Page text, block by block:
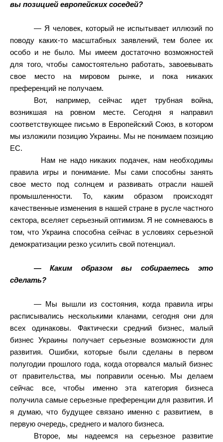
вы позицией европейских соседей?
— Я человек, который не испытывает иллюзий по
поводу каких-то масштабных заявлений, тем более их
особо и не было. Мы имеем достаточно возможностей
для того, чтобы самостоятельно работать, завоевывать
свое место на мировом рынке, и пока никаких
преференций не получаем.
Вот, например, сейчас идет трубная война,
возникшая на ровном месте. Сегодня я направил
соответствующее письмо в Европейский Союз, в котором
мы изложили позицию Украины. Мы не понимаем позицию
ЕС.
Нам не надо никаких подачек, нам необходимы
правила игры и понимание. Мы сами способны занять
свое место под солнцем и развивать отрасли нашей
промышленности. То, каким образом происходят
качественные изменения в нашей стране в русле частного
сектора, вселяет серьезный оптимизм. Я не сомневаюсь в
том, что Украина способна сейчас в условиях серьезной
демократизации резко усилить свой потенциал.
— Каким образом вы собираетесь это
сделать?
— Мы вышли из состояния, когда правила игры
расписывались несколькими кланами, сегодня они для
всех одинаковы. Фактически средний бизнес, малый
бизнес Украины получает серьезные возможности для
развития. Ошибки, которые были сделаны в первом
полугодии прошлого года, когда оторвался малый бизнес
от правительства, мы поправили осенью. Мы делаем
сейчас все, чтобы именно эта категория бизнеса
получила самые серьезные преференции для развития. И
я думаю, что будущее связано именно с развитием,
в
первую очередь, среднего и малого бизнеса.
Второе, мы надеемся на серьезное развитие